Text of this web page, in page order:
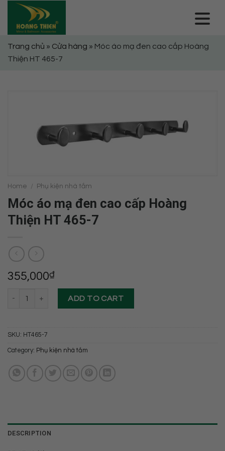
content
Trang chủ » Cửa hàng » Móc áo mạ đen cao cấp Hoàng
Thiện HT 465-7
Home / Phụ kiện nhà tắm
Móc áo mạ đen cao cấp Hoàng
Thiện HT 465-7
355,000₫
ADD TO CART
SKU: HT465-7
Category: Phụ kiện nhà tắm
DESCRIPTION